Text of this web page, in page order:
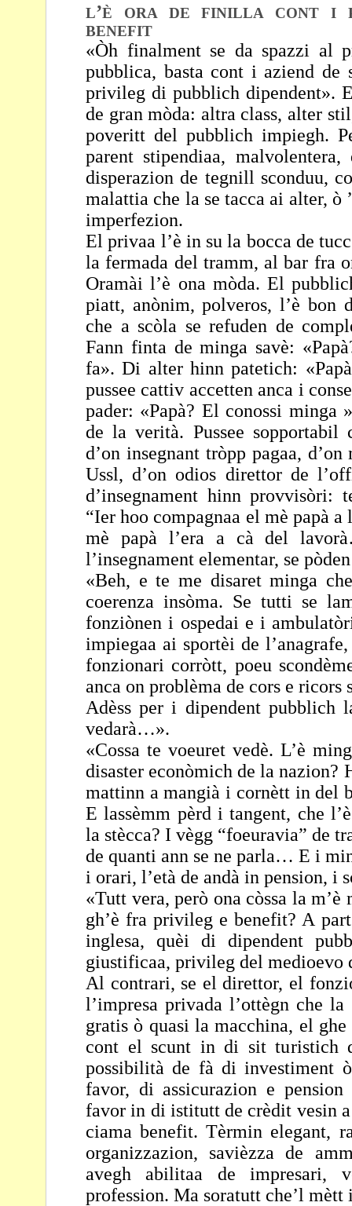
L’È ORA DE FINILLA CONT I
BENEFIT
«Òh finalment se da spazzi al
pubblica, basta cont iaziend de
privileg di pubblich dipendent».
de gran mòda: altra class, alter
poveritt del pubblich impiegh.
parent stipendiaa,
disperazion de tegnill sconduu,
malattia che la se tacca ai alter, ò
imperfezion.
El privaa l’è in su la bocca de
la fermada del tramm, al bar fra
Oramài l’è ona mòda. El
piatt, anònim, polveros, l’è bon
che a scòla se refuden de
Fann finta de minga savè:
fa». Di alter hinn patetich:
pussee cattiv accettenanca i
pader: «Papà? El conossi minga
de la verità. Pussee
d’on insegnant tròpp pagaa,
Ussl, d’on odios direttor de
d’insegnament hinn provvisòri:
“Ier hoo compagnaa el mè papà a
mè papà l’era a cà del
l’insegnament elementar, se
«Beh, e te me disaret minga
coerenza insòma. Se tutti se
fonziònen i ospedai e i
impiegaa ai sportèi de
fonzionari corròtt, poeu
anca on problèma de cors e ricors
Adèss per i dipendent pubblich
vedarà…».
«Cossa te voeuret vedè. L’è
disaster econòmichde la nazion?
mattinn a mangià i cornètt in del
E lassèmm pèrd i tangent, che
la stècca? I vègg “foeuravia” de
de quanti ann se ne parla… E i
i orari, l’età de andà in pension, i
«Tutt vera, però ona còssa la
gh’è fra privileg ebenefit? A
inglesa, quèi di dipendent
giustificaa, privileg del medioevo
Al contrari, se el direttor, el
l’impresa privada l’ottègn che la
gratis ò quasi la macchina, el ghe
cont el scunt in di sit turistich
possibilità de fà di investiment
favor, diassicurazion e
favor in di istitutt de crèdit vesin
ciama benefit. Tèrmin elegant,
organizzazion, savièzza de
avegh abilitaa de impresari,
profession. Ma soratutt che’l mètt